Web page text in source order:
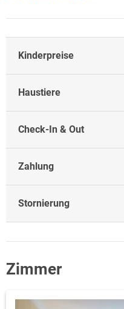
Kinderpreise
Haustiere
Check-In & Out
Zahlung
Stornierung
Zimmer